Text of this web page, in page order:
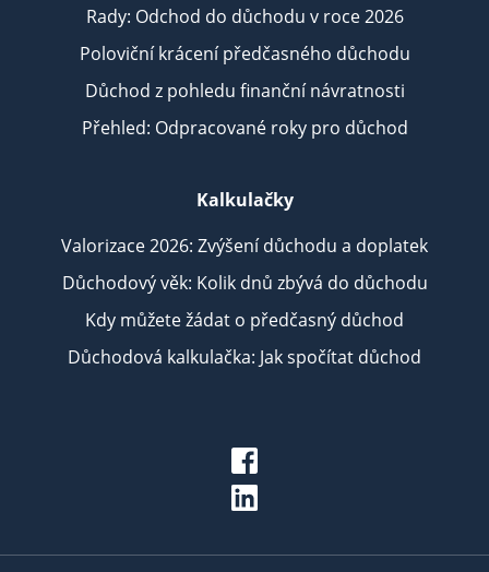
Rady: Odchod do důchodu v roce 2026
Poloviční krácení předčasného důchodu
Důchod z pohledu finanční návratnosti
Přehled: Odpracované roky pro důchod
Kalkulačky
Valorizace 2026: Zvýšení důchodu a doplatek
Důchodový věk: Kolik dnů zbývá do důchodu
Kdy můžete žádat o předčasný důchod
Důchodová kalkulačka: Jak spočítat důchod